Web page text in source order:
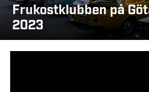
Frukostklubben på
2023